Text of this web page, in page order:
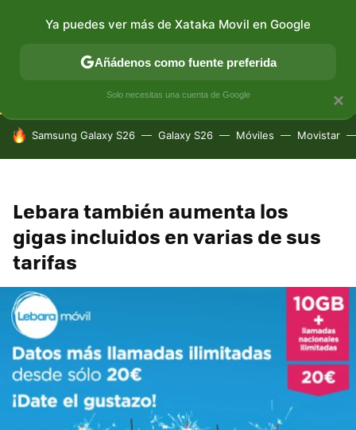
CONECTIVIDAD MÓVIL Y SOCIEDAD APLICACIONES
HOY SE HABLA DE
Samsung Galaxy S26 Galaxy S26 Móviles Movistar
Lebara también aumenta los
gigas incluidos en varias de sus
tarifas
×
Ya puedes ver más de Xataka Movil en Google
Añádenos como fuente preferida
Solo necesitas una cuenta de Google